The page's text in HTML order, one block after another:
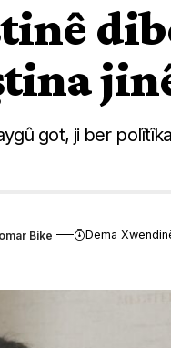
got, ji ber
Dema